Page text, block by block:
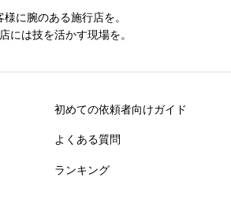
様に腕のある施行店を。
には技を活かす現場を。
初めての依頼者向けガイド
よくある質問
ランキング